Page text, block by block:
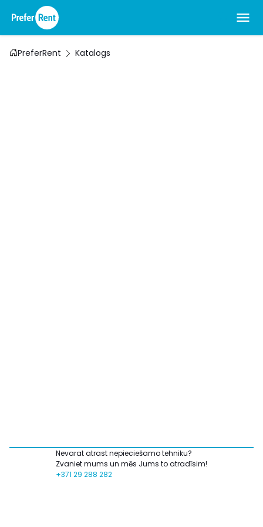
PreferRent Katalogs
Nevarat atrast nepieciešamo tehniku?
Zvaniet mums un mēs Jums to atradīsim!
+371 29 288 282